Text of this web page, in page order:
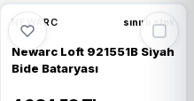
NEWARC sınırlı stok
Newarc Loft 921551B Siyah
Bide Bataryası